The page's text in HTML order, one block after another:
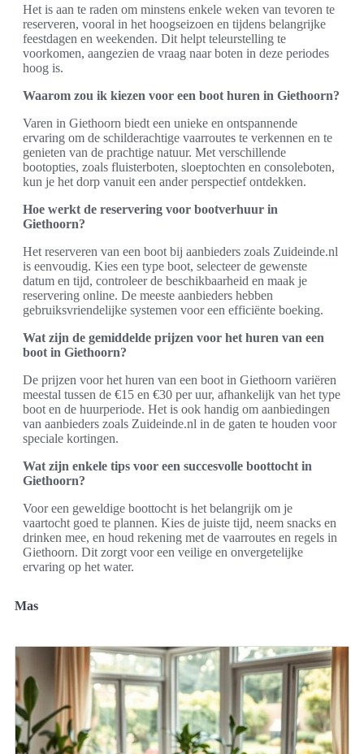
Het is aan te raden om minstens enkele weken van tevoren te
reserveren, vooral in het hoogseizoen en tijdens belangrijke
feestdagen en weekenden. Dit helpt teleurstelling te
voorkomen, aangezien de vraag naar boten in deze periodes
hoog is.
Waarom zou ik kiezen voor een boot huren in Giethoorn?
Varen in Giethoorn biedt een unieke en ontspannende
ervaring om de schilderachtige vaarroutes te verkennen en te
genieten van de prachtige natuur. Met verschillende
bootopties, zoals fluisterboten, sloeptochten en consoleboten,
kun je het dorp vanuit een ander perspectief ontdekken.
Hoe werkt de reservering voor bootverhuur in
Giethoorn?
Het reserveren van een boot bij aanbieders zoals Zuideinde.nl
is eenvoudig. Kies een type boot, selecteer de gewenste
datum en tijd, controleer de beschikbaarheid en maak je
reservering online. De meeste aanbieders hebben
gebruiksvriendelijke systemen voor een efficiënte boeking.
Wat zijn de gemiddelde prijzen voor het huren van een
boot in Giethoorn?
De prijzen voor het huren van een boot in Giethoorn variëren
meestal tussen de €15 en €30 per uur, afhankelijk van het type
boot en de huurperiode. Het is ook handig om aanbiedingen
van aanbieders zoals Zuideinde.nl in de gaten te houden voor
speciale kortingen.
Wat zijn enkele tips voor een succesvolle boottocht in
Giethoorn?
Voor een geweldige boottocht is het belangrijk om je
vaartocht goed te plannen. Kies de juiste tijd, neem snacks en
drinken mee, en houd rekening met de vaarroutes en regels in
Giethoorn. Dit zorgt voor een veilige en onvergetelijke
ervaring op het water.
Mas